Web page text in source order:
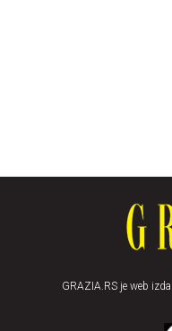
GRAZIA.RS je web